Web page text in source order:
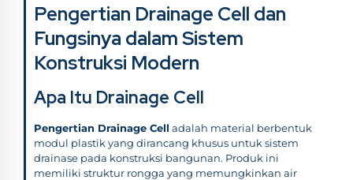
Pengertian Drainage Cell dan
Fungsinya dalam Sistem
Konstruksi Modern
Apa Itu Drainage Cell
Pengertian Drainage Cell adalah material berbentuk
modul plastik yang dirancang khusus untuk sistem
drainase pada konstruksi bangunan. Produk ini
memiliki struktur rongga yang memungkinkan air